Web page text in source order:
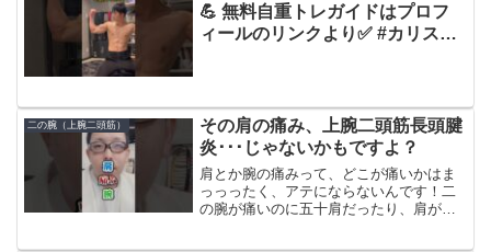
💪️ 無料自重トレガイドはプロフ
ィールのリンクより✅️ #カリステ
二の腕（上腕二頭筋）
その肩の痛み、上腕二頭筋長頭腱
炎･･･じゃないかもですよ？
肩とか腕の痛みって、どこが痛いかはま
っっったく、アテにならないんです！二
の腕が痛いのに五十肩だったり、肩が痛